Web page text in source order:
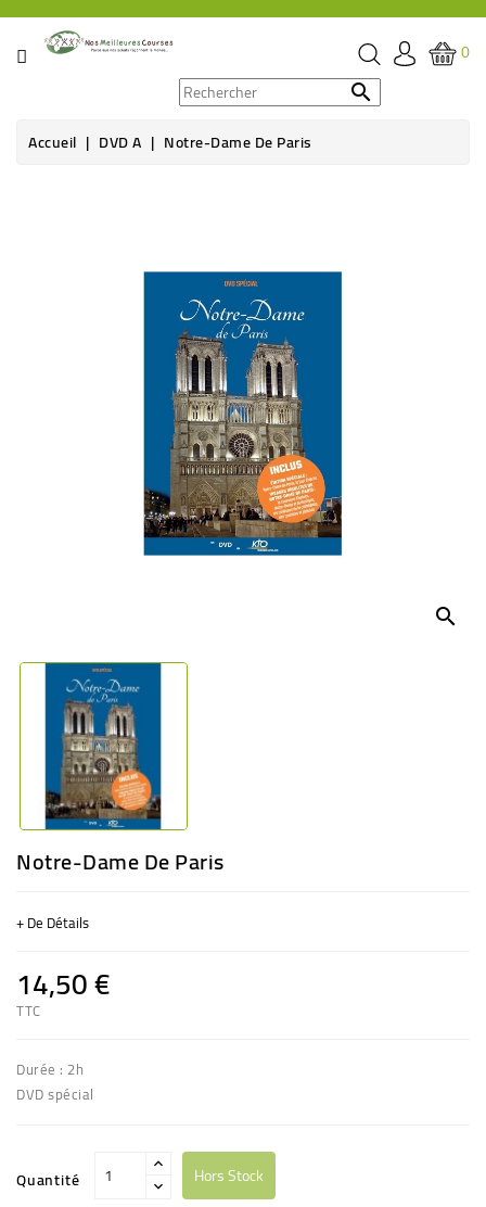
CATÉGORIE
ÉPICERIE
0

Accueil DVD A
Notre-Dame De Paris
search
Notre-Dame De Paris
+ De Détails
14,50 €
TTC
Durée : 2h
DVD spécial
Quantité Hors Stock